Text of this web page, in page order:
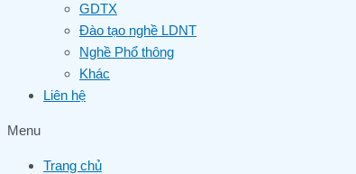
GDTX
Đào tạo nghề LDNT
Nghề Phổ thông
Khác
Liên hệ
Menu
Trang chủ